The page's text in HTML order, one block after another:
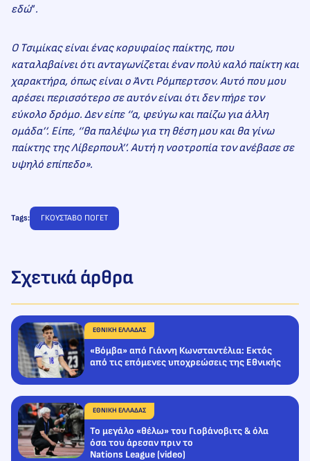
εδώ”.
Ο Τσιμίκας είναι ένας κορυφαίος παίκτης, που
καταλαβαίνει ότι ανταγωνίζεται έναν πολύ καλό παίκτη και
χαρακτήρα, όπως είναι ο Άντι Ρόμπερτσον. Αυτό που μου
αρέσει περισσότερο σε αυτόν είναι ότι δεν πήρε τον
εύκολο δρόμο. Δεν είπε ‘’α, φεύγω και παίζω για άλλη
ομάδα’’. Είπε, ‘’θα παλέψω για τη θέση μου και θα γίνω
παίκτης της Λίβερπουλ’’. Αυτή η νοοτροπία τον ανέβασε σε
υψηλό επίπεδο».
Tags: ΓΚΟΥΣΤΑΒΟ ΠΟΓΕΤ
Σχετικά άρθρα
ΕΘΝΙΚΗ ΕΛΛΑΔΑΣ
«Βόμβα» από Γιάννη Κωνσταντέλια: Εκτός
από τις επόμενες υποχρεώσεις της Εθνικής
ΕΘΝΙΚΗ ΕΛΛΑΔΑΣ
Το μεγάλο «θέλω» του Γιοβάνοβιτς & όλα
όσα του άρεσαν πριν το
Nations League (video)